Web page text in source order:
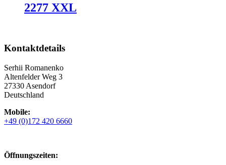
2277 XXL
Kontaktdetails
Serhii Romanenko
Altenfelder Weg 3
27330 Asendorf
Deutschland
Mobile:
+49 (0)172 420 6660
Öffnungszeiten: